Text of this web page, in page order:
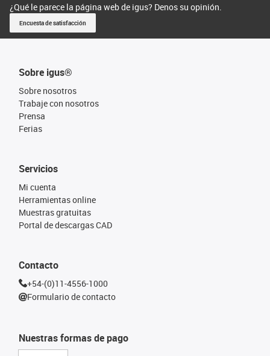
¿Qué le parece la página web de igus? Denos su opinión.
Encuesta de satisfacción
Sobre igus®
Sobre nosotros
Trabaje con nosotros
Prensa
Ferias
Nuestras formas de pago
Servicios
Mi cuenta
Herramientas online
Muestras gratuitas
Portal de descargas CAD
Contacto
+54-(0)11-4556-1000
Formulario de contacto